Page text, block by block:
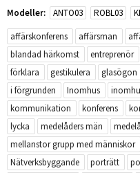
Modeller: ANTO03 ROBL03
affärskonferens
affärsman
blandad härkomst
entreprenör
förklara
gestikulera glasögon
i förgrunden
Inomhus
kommunikation
konferens
lycka
medelåders män
mellanstor grupp med människor
Nätverksbyggande
porträtt